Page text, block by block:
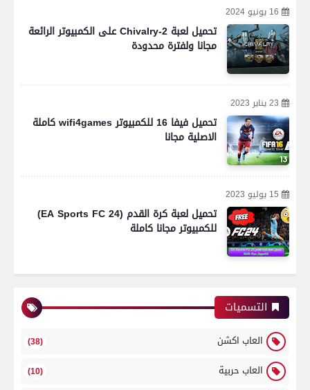
16 يونيو 2024
تحميل لعبة Chivalry-2 على الكمبيوتر الرائعة
مجانا ولفترة محدودة
23 يناير 2023
تحميل فيفا 16 للكمبيوتر wifi4games كاملة
الاصلية مجانا
15 يوليو 2023
تحميل لعبة كرة القدم (EA Sports FC 24)
للكمبيوتر مجانا كاملة
التسميات
العاب اكشن (38)
العاب حربية (10)